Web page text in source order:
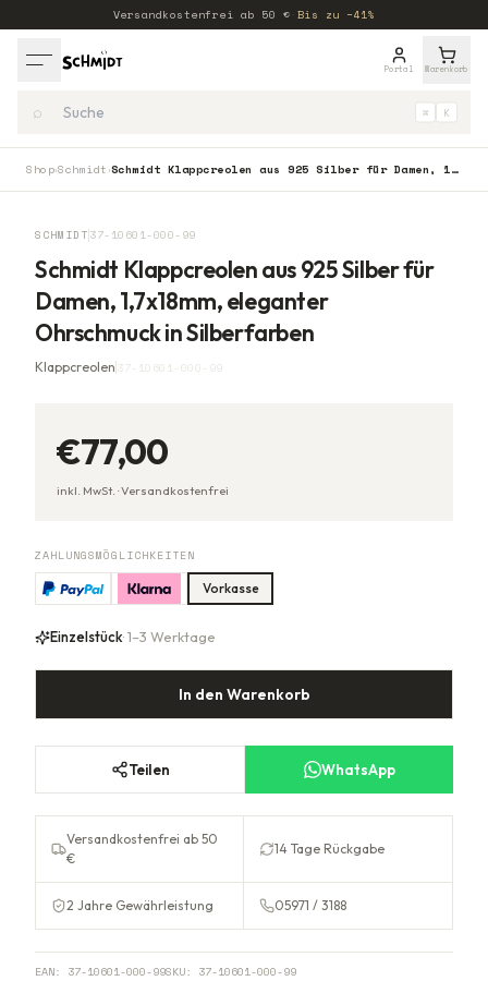
Versandkostenfrei ab 50 € Bis zu −41%
Portal Warenkorb
⌕ ⌘ K
Shop›Schmidt › Schmidt Klappcreolen aus 925 Silber für Damen, 1,7x18mm, eleganter Ohrschmuck in Silberfarben
SCHMIDT 37-10601-000-99
Schmidt Klappcreolen aus 925 Silber für
Damen, 1,7x18mm, eleganter
Ohrschmuck in Silberfarben
Klappcreolen 37-10601-000-99
€77,00
inkl. MwSt. ·Versandkostenfrei
ZAHLUNGSMÖGLICHKEITEN
Vorkasse
Einzelstück· 1–3 Werktage
In den Warenkorb
Teilen WhatsApp
Versandkostenfrei ab 50
€
14 Tage Rückgabe
2 Jahre Gewährleistung 05971 / 3188
EAN: 37-10601-000-99SKU: 37-10601-000-99